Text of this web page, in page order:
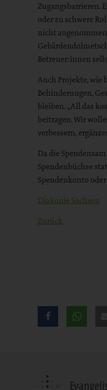
Zugangsbarrieren.
oder zu schwere
nicht
Betreuer:innen
Auch Projekte,
Behinderungen,
bleiben. „All das
beitragen. Wir
verbessern,
Da die
Spendenbüchse
Spendenkonto
Diakonie Sachsen
Zurück
Teilen
Seite